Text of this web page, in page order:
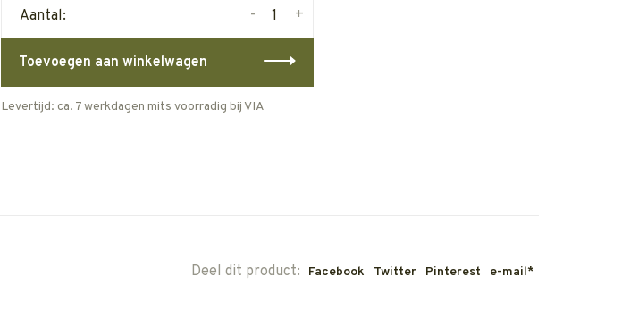
Aantal: +
-
Toevoegen aan winkelwagen
Levertijd: ca. 7 werkdagen mits voorradig bij VIA
Deel dit product: Facebook Twitter Pinterest e-mail*